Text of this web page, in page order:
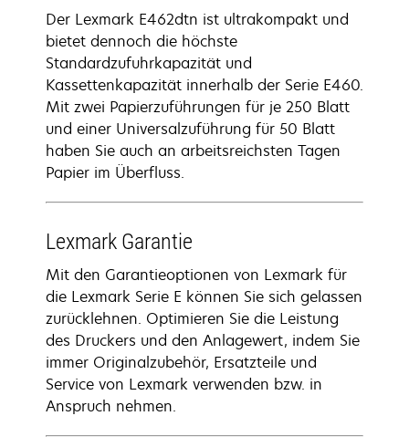
Der Lexmark E462dtn ist ultrakompakt und
bietet dennoch die höchste
Standardzufuhrkapazität und
Kassettenkapazität innerhalb der Serie E460.
Mit zwei Papierzuführungen für je 250 Blatt
und einer Universalzuführung für 50 Blatt
haben Sie auch an arbeitsreichsten Tagen
Papier im Überfluss.
Lexmark Garantie
Mit den Garantieoptionen von Lexmark für
die Lexmark Serie E können Sie sich gelassen
zurücklehnen. Optimieren Sie die Leistung
des Druckers und den Anlagewert, indem Sie
immer Originalzubehör, Ersatzteile und
Service von Lexmark verwenden bzw. in
Anspruch nehmen.